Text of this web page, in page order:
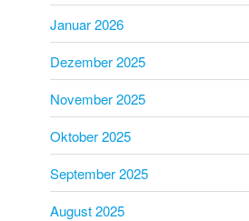
Januar 2026
Dezember 2025
November 2025
Oktober 2025
September 2025
August 2025